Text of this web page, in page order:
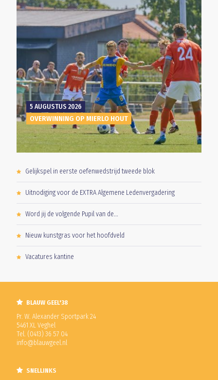
5 AUGUSTUS 2026
OVERWINNING OP MIERLO HOUT
Gelijkspel in eerste oefenwedstrijd tweede blok
Uitnodiging voor de EXTRA Algemene Ledenvergadering
Word jij de volgende Pupil van de...
Nieuw kunstgras voor het hoofdveld
Vacatures kantine
BLAUW GEEL'38
Pr. W. Alexander Sportpark 24
5461 XL Veghel
Tel. (0413) 36 57 04
info@blauwgeel.nl
SNELLINKS